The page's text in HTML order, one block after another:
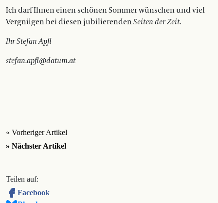
Ich darf Ihnen einen schönen Sommer wünschen und viel
Vergnügen bei diesen jubilierendenSeiten der Zeit.
Ihr Stefan Apfl
stefan.apfl@datum.at
« Vorheriger Artikel
» Nächster Artikel
Teilen auf:
Facebook